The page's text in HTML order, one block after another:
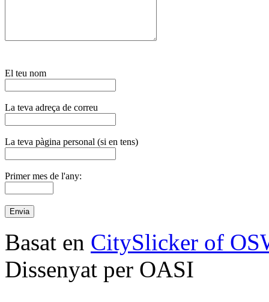
El teu nom
La teva adreça de correu
La teva pàgina personal (si en tens)
Primer mes de l'any:
Basat en CitySlicker of
Dissenyat per OASI